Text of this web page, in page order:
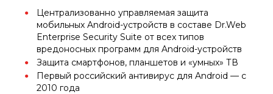
Централизованно управляемая защита
мобильных Android-устройств в составе Dr.Web
Enterprise Security Suite от всех типов
вредоносных программ для Android-устройств
Защита смартфонов, планшетов и «умных» ТВ
Первый российский антивирус для Android — с
2010 года